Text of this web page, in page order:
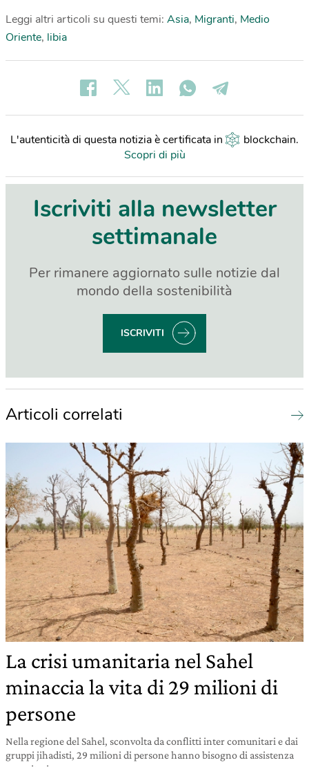
Leggi altri articoli su questi temi: Asia, Migranti, Medio
Oriente, libia
L'autenticità di questa notizia è certificata in blockchain.
Scopri di più
Iscriviti alla newsletter
settimanale
Per rimanere aggiornato sulle notizie dal
mondo della sostenibilità
ISCRIVITI
Articoli correlati
La crisi umanitaria nel Sahel
minaccia la vita di 29 milioni di
persone
Nella regione del Sahel, sconvolta da conflitti inter comunitari e dai
gruppi jihadisti, 29 milioni di persone hanno bisogno di assistenza